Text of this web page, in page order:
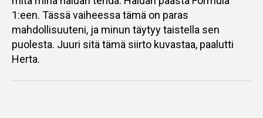
1:een. Tässä vaiheessa tämä on paras
mahdollisuuteni, ja minun täytyy taistella sen
puolesta. Juuri sitä tämä siirto kuvastaa, paalutti
Herta.